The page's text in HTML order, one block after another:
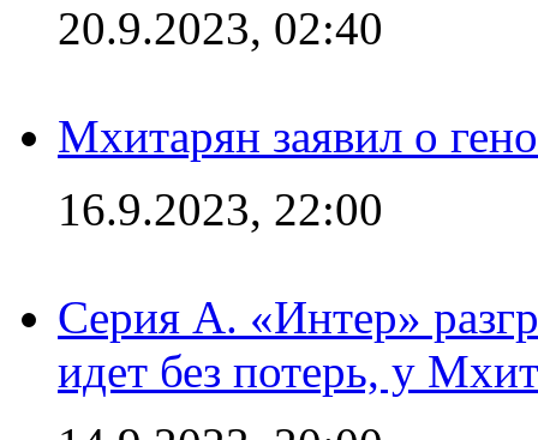
20.9.2023, 02:40
Мхитарян заявил о
16.9.2023, 22:00
Серия А. «Интер»
идет без потерь, у